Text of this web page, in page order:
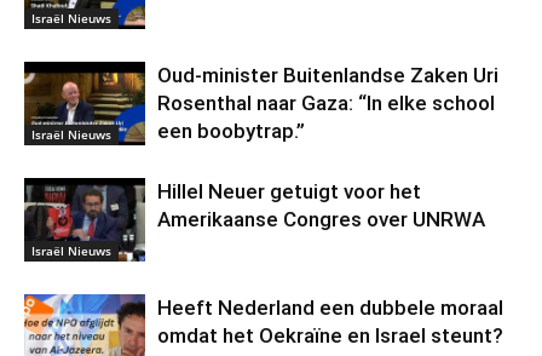
Israël Nieuws
Israël Nieuws
Oud-minister Buitenlandse Zaken Uri
Rosenthal naar Gaza: “In elke school
een boobytrap.”
Israël Nieuws
Hillel Neuer getuigt voor het
Amerikaanse Congres over UNRWA
Heeft Nederland een dubbele moraal
omdat het Oekraïne en Israel steunt?